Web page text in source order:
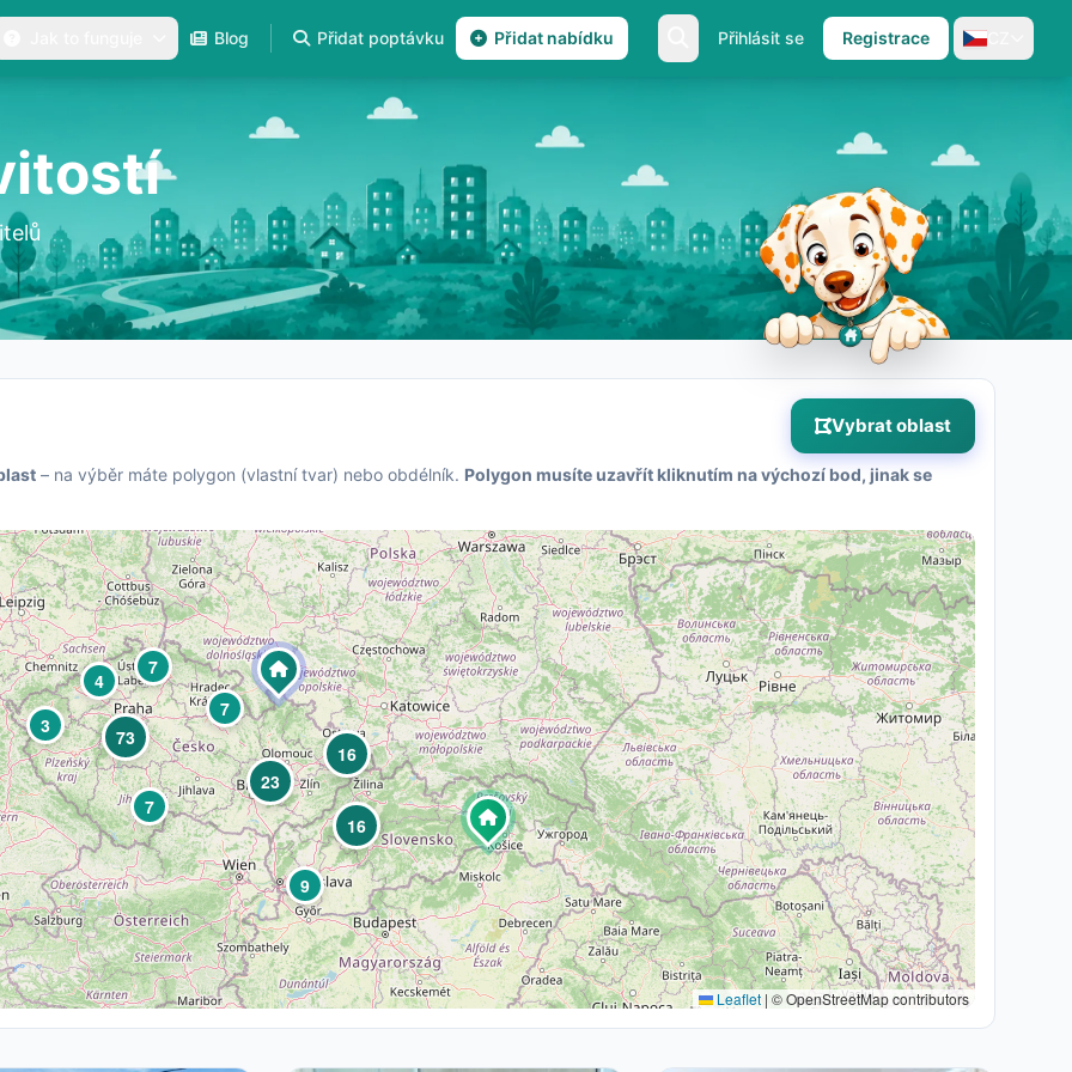
Blog Přidat poptávku Přidat nabídku Přihlásit se Registrace
Vybrat oblast
– na výběr máte polygon (vlastní tvar) nebo obdélník. Polygon musíte uzavřít kliknutím na výchozí bod, jinak se
16
9
23
16
3
4
7
7
7
73
Leaflet | © OpenStreetMap contributors